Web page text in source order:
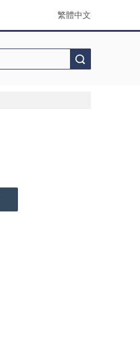
繁體中文